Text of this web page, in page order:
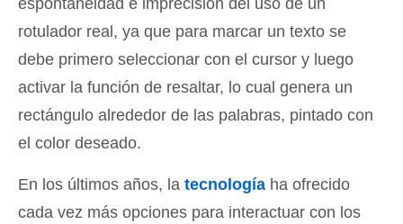
espontaneidad e imprecisión del uso de un
rotulador real, ya que para marcar un texto se
debe primero seleccionar con el cursor y luego
activar la función de resaltar, lo cual genera un
rectángulo alrededor de las palabras, pintado con
el color deseado.
En los últimos años, la tecnología ha ofrecido
cada vez más opciones para interactuar con los